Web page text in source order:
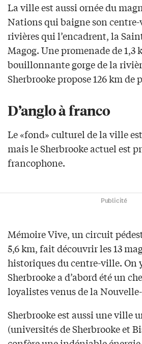
La ville est aussi ornée du
Nations qui baigne son
rivières qui l’encadrent, la
Magog. Une promenade de 1,3
bouillonnante gorge de la
Sherbrooke propose 126 km de
D’anglo à franco
Le «fond» culturel de la ville
mais le Sherbrooke actuel est
francophone.
Publicité
Mémoire Vive, un circuit
5,6 km, fait découvrir les 13
historiques du centre-ville. On
Sherbrooke a d’abord été un
loyalistes venus de la
Sherbrooke est aussi une ville
(universités de Sherbrooke et